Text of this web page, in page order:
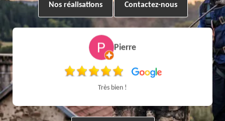
Nos réalisations Contactez-nous
Pierre
Très bien !